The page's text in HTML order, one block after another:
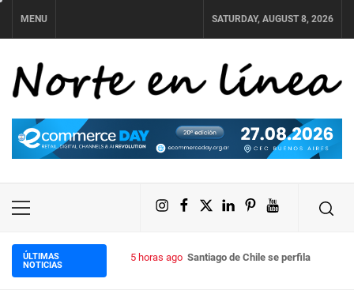
Skip
to
content
MENU SATURDAY, AUGUST 8, 2026
NORTE EN LÍNEA
Primary
Instagram
Facebook
X LinkedIn
PinterestYouTube
ÚLTIMAS
NOTICIAS
5 horas ago Santiago de Chile se perfila como